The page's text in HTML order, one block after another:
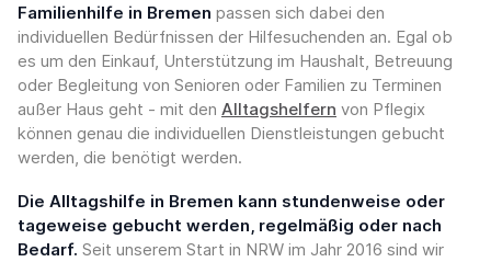
Familienhilfe in Bremen passen sich dabei den
individuellen Bedürfnissen der Hilfesuchenden an. Egal ob
es um den Einkauf, Unterstützung im Haushalt, Betreuung
oder Begleitung von Senioren oder Familien zu Terminen
außer Haus geht - mit den Alltagshelfern von Pflegix
können genau die individuellen Dienstleistungen gebucht
werden, die benötigt werden.
Die Alltagshilfe in Bremen kann stundenweise oder
tageweise gebucht werden, regelmäßig oder nach
Bedarf. Seit unserem Start in NRW im Jahr 2016 sind wir